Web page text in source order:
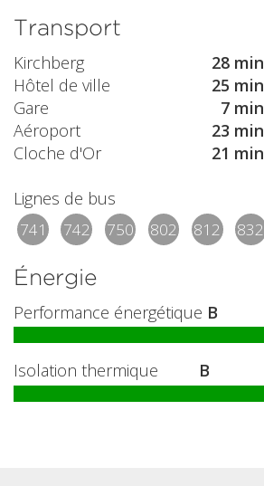
Transport
Kirchberg
28 min
Hôtel de ville
25 min
Gare
7 min
Aéroport
23 min
Cloche d'Or
21 min
Lignes de bus
741 742 750 802 812 832
Énergie
Performance énergétique B
Isolation thermique B